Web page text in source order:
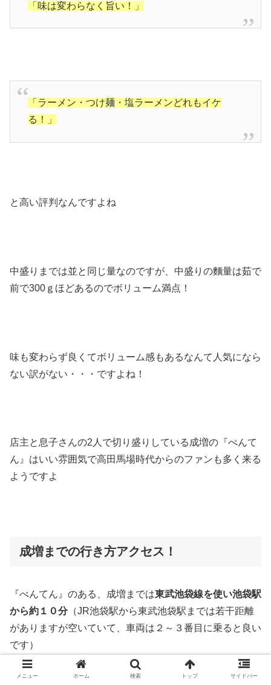
「味は変わらなく旨い！」
「ラーメン・つけ麺・塩ラーメンどれもイケ
る！」
と高い評判なんですよね
中盛りまでは並と同じ量なのですが、中盛りの麵量は茹で
前で300ｇほどあるのでボリューム満点！
味も変わらず良くてボリューム感もあるなんて人気になら
ない訳がない・・・ですよね！
店主と息子さんの2人で切り盛りしている成増の『べんて
ん』はいい雰囲気で高田馬場時代からのファンも多く来る
ようですよ
成増までの行き方アクセス！
『べんてん』のある、成増までは東武池袋線を使い池袋駅
から約１０分（JR池袋駅から東武池袋駅までは若干距離
がありますが空いていて、車両は２～３番目に乗ると良い
です）
また、東京メトロ副都心線で新宿三丁目から２５～３０分
メニュー ホーム 検索 トップ サイドバー